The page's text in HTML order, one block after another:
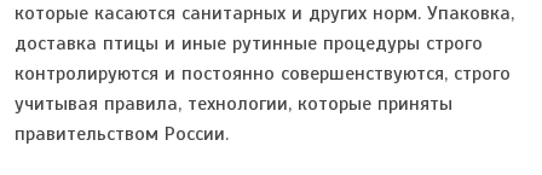
которые касаются санитарных и других норм. Упаковка,
доставка птицы и иные рутинные процедуры строго
контролируются и постоянно совершенствуются, строго
учитывая правила, технологии, которые приняты
правительством России.